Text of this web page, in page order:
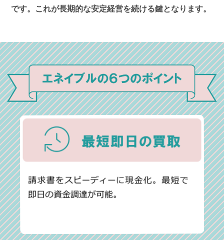
です。これが長期的な安定経営を続ける鍵となります。